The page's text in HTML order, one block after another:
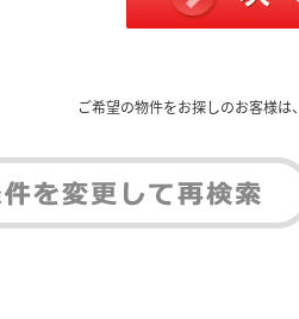
ご希望の物件をお探しのお客様は